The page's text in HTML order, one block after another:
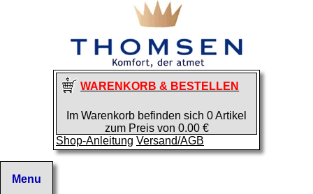
WARENKORB & BESTELLEN
Im Warenkorb befinden sich 0 Artikel
zum Preis von 0.00 €
Shop-Anleitung Versand/AGB